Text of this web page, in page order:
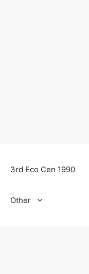
3rd Eco Cen 1990
Other